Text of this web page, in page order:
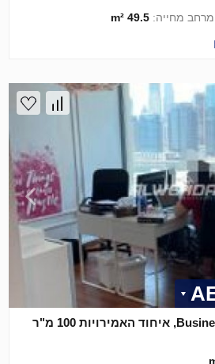
מרחב מחייה:49.5 m²
משרד ב Business Bay, Dubai, איחוד האמירויות 100 מ"ר